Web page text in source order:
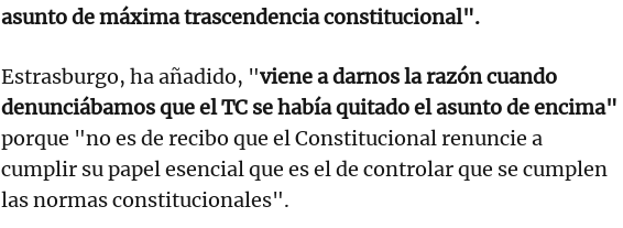
asunto de máxima trascendencia constitucional".
Estrasburgo, ha añadido, "viene a darnos la razón cuando
denunciábamos que el TC se había quitado el asunto de encima"
porque "no es de recibo que el Constitucional renuncie a
cumplir su papel esencial que es el de controlar que se cumplen
las normas constitucionales".